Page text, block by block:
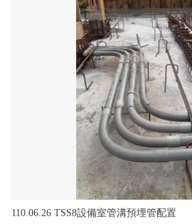
110.06.26 TSS8設備室管溝預埋管配置